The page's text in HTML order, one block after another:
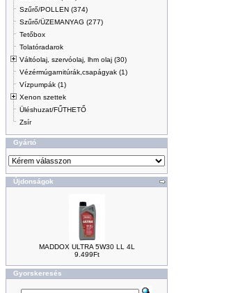
Szűrő/POLLEN (374)
Szűrő/ÜZEMANYAG (277)
Tetőbox
Tolatóradarok
Váltóolaj, szervóolaj, lhm olaj (30)
Vézérmúgarnitúrák,csapágyak (1)
Vízpumpák (1)
Xenon szettek
Üléshuzat/FŰTHETŐ
Zsír
Gyártó
Újdonságok
MADDOX ULTRA 5W30 LL 4L
9.499Ft
Gyorskeresés